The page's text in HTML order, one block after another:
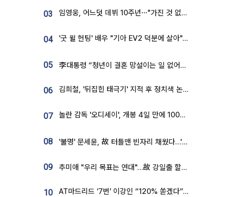
03 임영웅, 어느덧 데뷔 10주년⋯"가진 것 없던 시절, 내 앞엔 20명의 팬뿐"
04 '굿 윌 헌팅' 배우 "기아 EV2 덕분에 살아"…교통사고 후 안전성 극찬
05 李대통령 “청년이 결혼 망설이는 일 없어야...제도상 불이익 조사”
06 김희철, '뒤집힌 태극기' 지적 후 정치색 논란…"좌우 떠나 우리나라 국기"
07 놀란 감독 '오디세이', 개봉 4일 만에 100만 돌파⋯'왕사남' 보다 빠르다
08 '불명' 문세윤, 故 터틀맨 빈자리 채웠다…'거북이' 눈물의 최종 우승
09 추미애 "우리 목표는 연대"…故 강일출 할머니 흉상 제막
10 AT마드리드 ‘7번’ 이강인 “120% 쏟겠다”⋯시메오네 감독 “필요한 선수”